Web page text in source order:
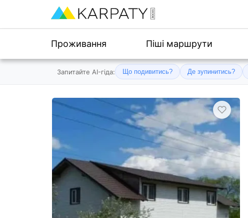
Проживання Піші маршрути
Запитайте AI-гіда: Що подивитись? Де зупинитись?